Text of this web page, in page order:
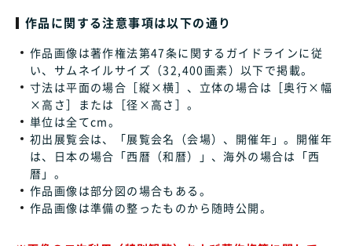
作品に関する注意事項は以下の通り
作品画像は著作権法第47条に関するガイドラインに従
い、サムネイルサイズ（32,400画素）以下で掲載。
寸法は平面の場合［縦×横］、立体の場合は［奥行×幅
×高さ］または［径×高さ］。
単位は全てcm。
初出展覧会は、「展覧会名（会場）、開催年」。開催年
は、日本の場合「西暦（和暦）」、海外の場合は「西
暦」。
作品画像は部分図の場合もある。
作品画像は準備の整ったものから随時公開。